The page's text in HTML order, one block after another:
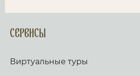
Сервисы
Виртуальные туры